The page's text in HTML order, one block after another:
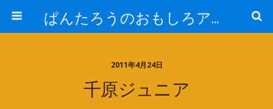
ぱんたろうのおもしろアイテム
2011年4月24日
千原ジュニア